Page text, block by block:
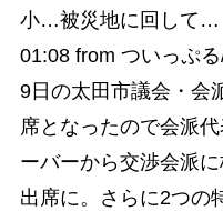
小…被災地に回して…
01:08from ついっぷ
9日の太田市議会・会
席となったので会派
ーバーから交渉会派
出席に。さらに2つの